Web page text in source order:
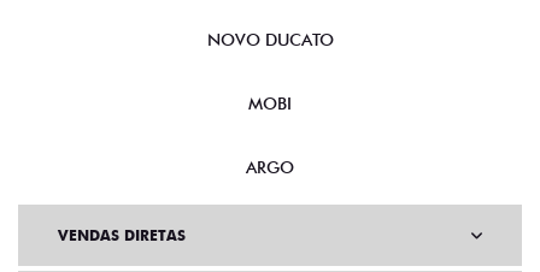
NOVO DUCATO
MOBI
ARGO
VENDAS DIRETAS